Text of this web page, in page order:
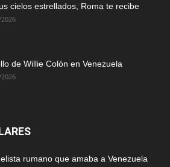
cielos estrellados, Roma te recibe
de Willie Colón en Venezuela
rumano que amaba a Venezuela